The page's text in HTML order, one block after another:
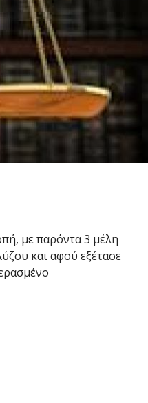
με παρόντα 3 μέλη
και αφού εξέτασε